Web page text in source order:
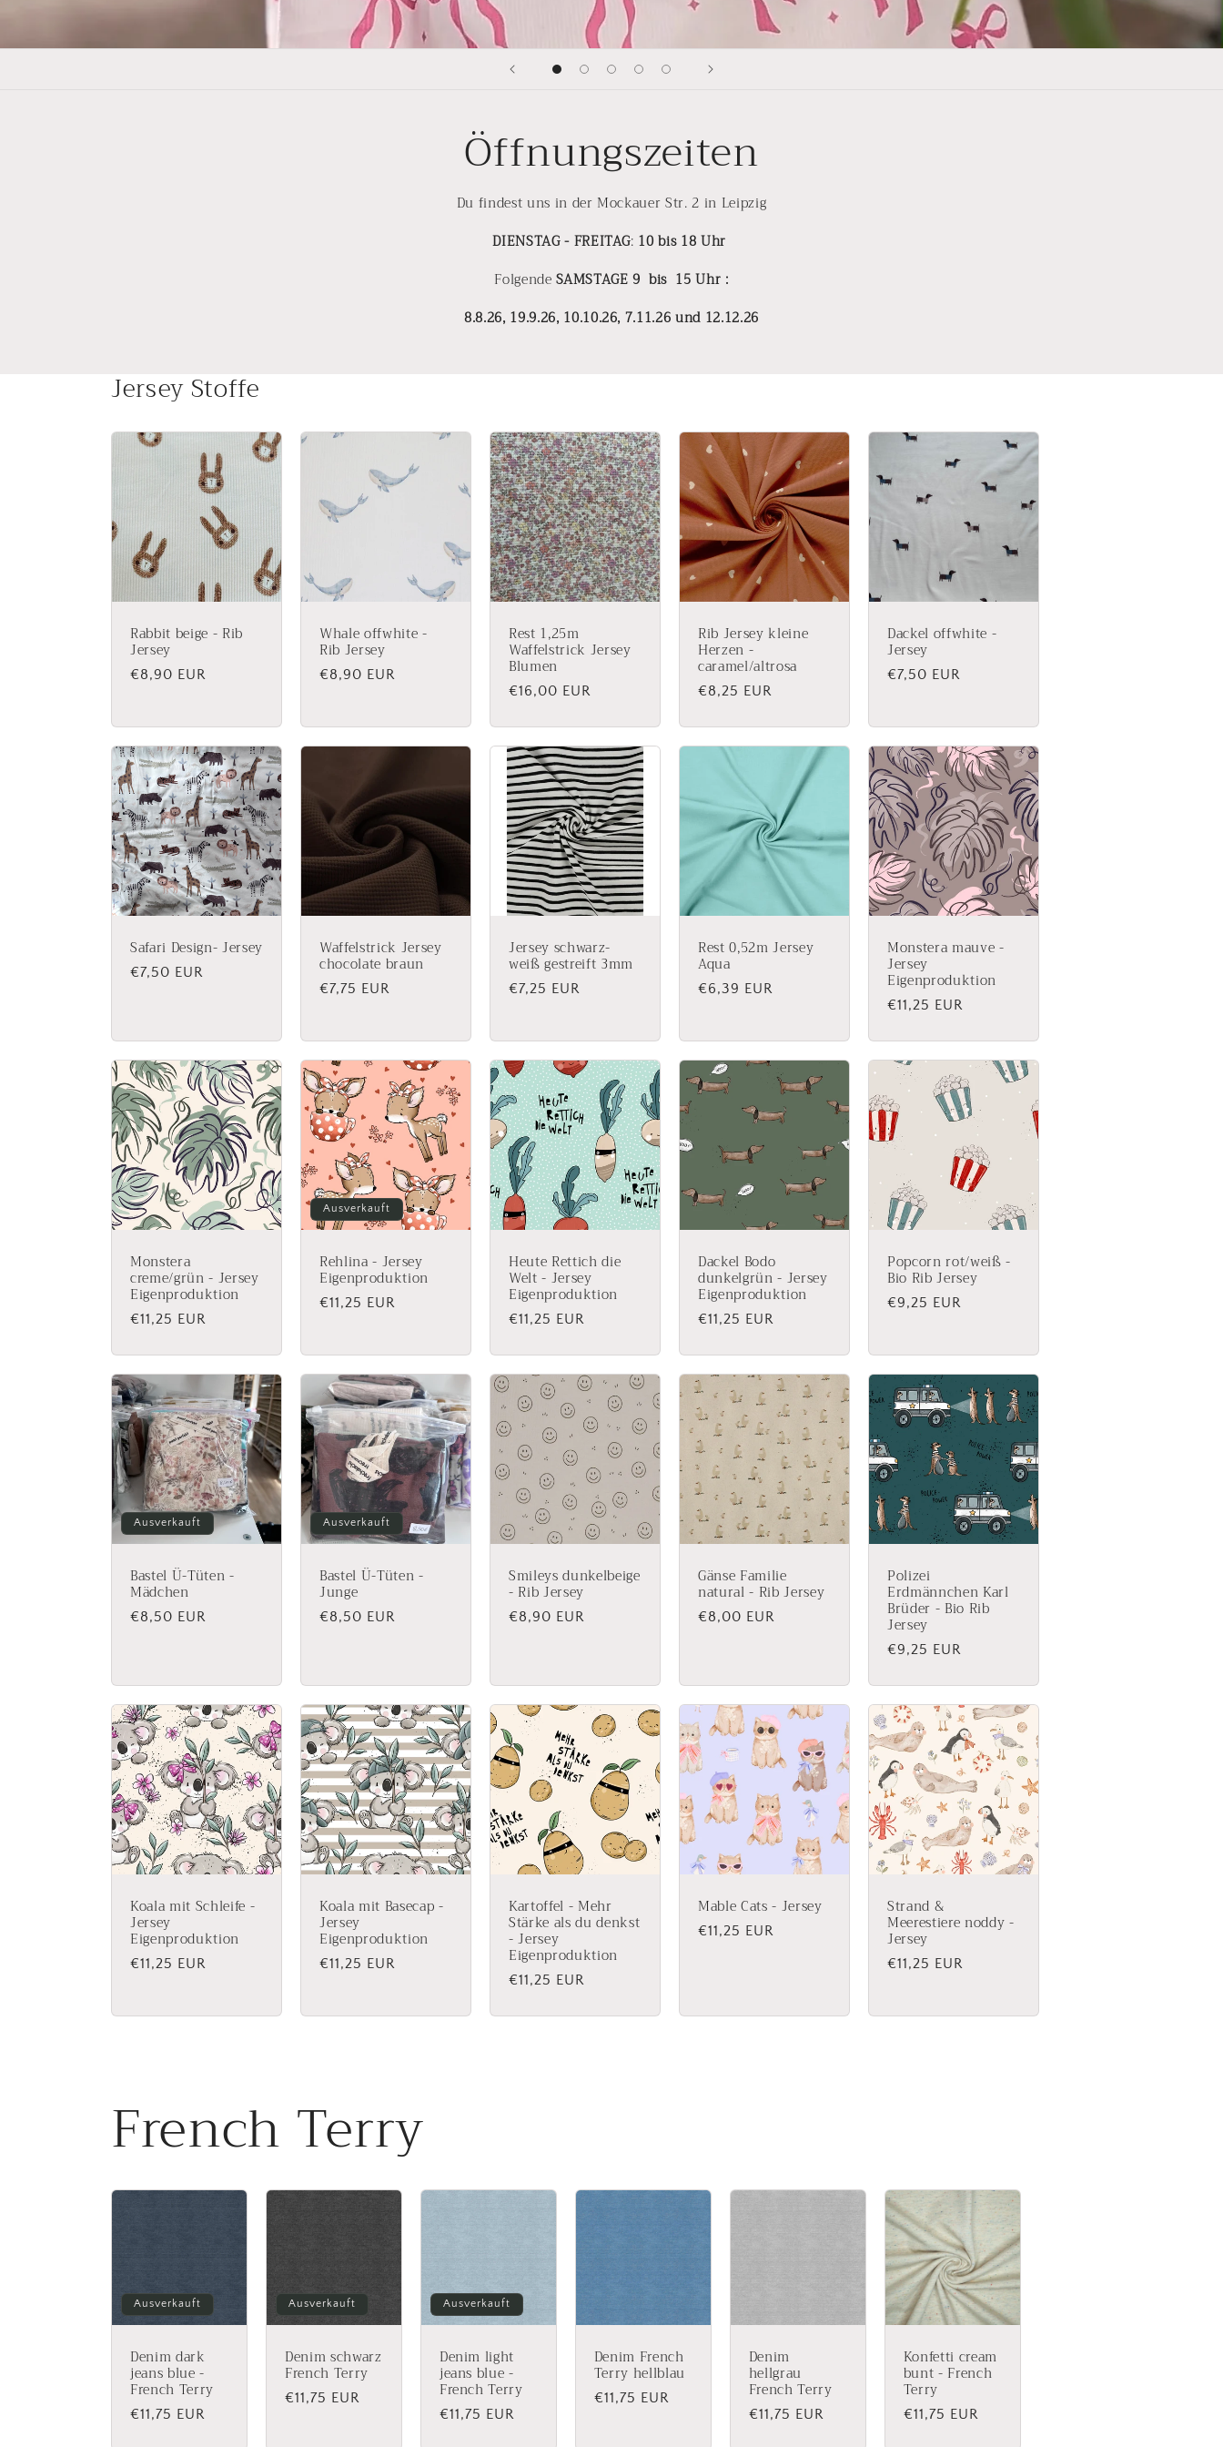
Öffnungszeiten
Du findest uns in der Mockauer Str. 2 in Leipzig
DIENSTAG- FREITAG: 10 bis 18 Uhr
FolgendeSAMSTAGE 9 bis 15 Uhr :
8.8.26, 19.9.26, 10.10.26, 7.11.26 und 12.12.26
Jersey Stoffe
Rabbit beige - Rib
Jersey
Normaler
€8,90 EUR
Whale offwhite -
Rib Jersey
Normaler
€8,90 EUR
Rest 1,25m
Waffelstrick Jersey
Blumen
Normaler
€16,00 EUR
Rib Jersey kleine
Herzen -
caramel/altrosa
Normaler
€8,25 EUR
Dackel offwhite -
Jersey
Normaler
€7,50 EUR
Safari Design- Jersey
Normaler
€7,50 EUR
Waffelstrick Jersey
chocolate braun
Normaler
€7,75 EUR
Jersey schwarz-
weiß gestreift 3mm
Normaler
€7,25 EUR
Rest 0,52m Jersey
Aqua
Normaler
€6,39 EUR
Monstera mauve -
Jersey
Eigenproduktion
Normaler
€11,25 EUR
Monstera
creme/grün - Jersey
Eigenproduktion
Normaler
€11,25 EUR
Ausverkauft
Rehlina - Jersey
Eigenproduktion
Normaler
€11,25 EUR
Heute Rettich die
Welt - Jersey
Eigenproduktion
Normaler
€11,25 EUR
Dackel Bodo
dunkelgrün - Jersey
Eigenproduktion
Normaler
€11,25 EUR
Popcorn rot/weiß -
Bio Rib Jersey
Normaler
€9,25 EUR
Ausverkauft
Bastel Ü-Tüten -
Mädchen
Normaler
€8,50 EUR
Ausverkauft
Bastel Ü-Tüten -
Junge
Normaler
€8,50 EUR
Smileys dunkelbeige
- Rib Jersey
Normaler
€8,90 EUR
Gänse Familie
natural - Rib Jersey
Normaler
€8,00 EUR
Polizei
Erdmännchen Karl
Brüder - Bio Rib
Jersey
Normaler
€9,25 EUR
Koala mit Schleife -
Jersey
Eigenproduktion
Normaler
€11,25 EUR
Koala mit Basecap -
Jersey
Eigenproduktion
Normaler
€11,25 EUR
Kartoffel - Mehr
Stärke als du denkst
- Jersey
Eigenproduktion
Normaler
€11,25 EUR
Mable Cats - Jersey
Normaler
€11,25 EUR
Strand &
Meerestiere noddy -
Jersey
Normaler
€11,25 EUR
French Terry
Ausverkauft
Denim dark
jeans blue -
French Terry
Normaler
€11,75 EUR
Ausverkauft
Denim schwarz
French Terry
Normaler
€11,75 EUR
Ausverkauft
Denim light
jeans blue -
French Terry
Normaler
€11,75 EUR
Denim French
Terry hellblau
Normaler
€11,75 EUR
Denim
hellgrau
French Terry
Normaler
€11,75 EUR
Konfetti cream
bunt - French
Terry
Normaler
€11,75 EUR